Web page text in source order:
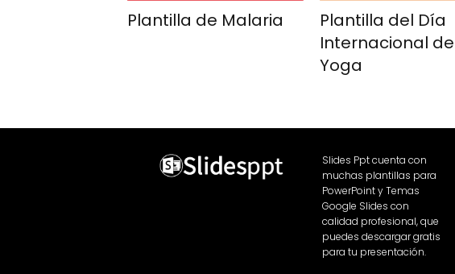
Plantilla de Malaria
Plantilla del Día
Internacional
Yoga
Slides Ppt cuenta con
muchas plantillas para
PowerPoint y Temas
Google Slides con
calidad profesional, que
puedes descargar gratis
para tu presentación.